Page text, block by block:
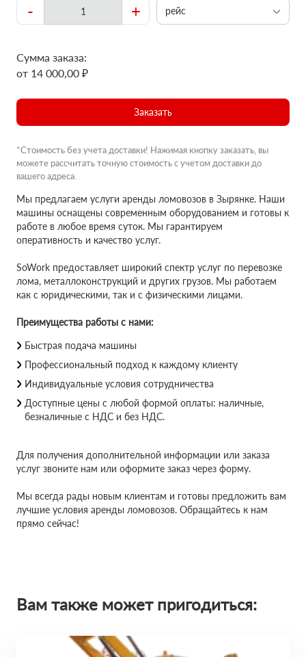
- + рейс
Сумма заказа:
от 14 000,00 ₽
Заказать
*Стоимость без учета доставки! Нажимая кнопку заказать, вы
можете рассчитать точную стоимость с учетом доставки до
вашего адреса.
Мы предлагаем услуги аренды ломовозов в Зырянке. Наши
машины оснащены современным оборудованием и готовы к
работе в любое время суток. Мы гарантируем
оперативность и качество услуг.
SoWork предоставляет широкий спектр услуг по перевозке
лома, металлоконструкций и других грузов. Мы работаем
как с юридическими, так и с физическими лицами.
Преимущества работы с нами:
Быстрая подача машины
Профессиональный подход к каждому клиенту
Индивидуальные условия сотрудничества
Доступные цены с любой формой оплаты: наличные,
безналичные с НДС и без НДС.
Для получения дополнительной информации или заказа
услуг звоните нам или оформите заказ через форму.
Мы всегда рады новым клиентам и готовы предложить вам
лучшие условия аренды ломовозов. Обращайтесь к нам
прямо сейчас!
Вам также может пригодиться: